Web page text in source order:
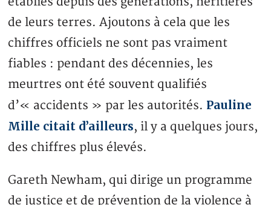
de leurs terres. Ajoutons à cela que les
chiffres officiels ne sont pas vraiment
fiables : pendant des décennies, les
meurtres ont été souvent qualifiés
d’« accidents » par les autorités. Pauline
Mille citait d’ailleurs, il y a quelques jours,
des chiffres plus élevés.
Gareth Newham, qui dirige un programme
de justice et de prévention de la violence à